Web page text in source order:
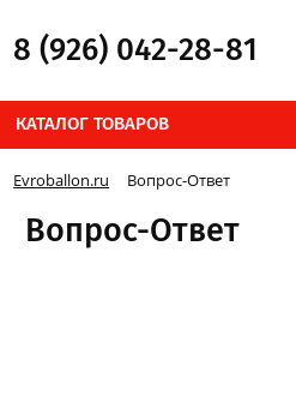
8 (926) 042-28-81
КАТАЛОГ ТОВАРОВ
Evroballon.ru Вопрос-Ответ
Вопрос-Ответ